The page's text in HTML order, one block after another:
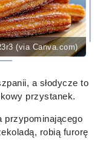
(via Canva.com)
a słodycze to
przystanek.
przypominającego
robią furorę